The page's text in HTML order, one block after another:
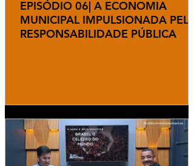
EPISÓDIO 06| A ECONOMIA
MUNICIPAL IMPULSIONADA PELA
RESPONSABILIDADE PÚBLICA